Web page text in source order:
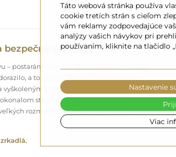
bezpečná preprava
– postaráme sa o to, aby zrkadlo, ktoré ste si
a to úplne zdarma. Disponujeme
vyškoleným personálom, preto vám môžeme
stave, bez dodatočných poplatkov.
rozmerov, môžete sa spoľahnúť na
Táto webová stránka používa
cookie tretích strán s cieľom
vám reklamy zodpovedajúce
analýzy vašich návykov pri
používaním, kliknite na tlačidlo
Viac
Nastavenie